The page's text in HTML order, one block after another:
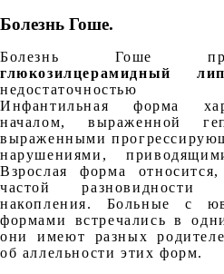
Болезнь Гоше.
Болезнь Гоше
глюкозилцерамидный
недостаточностью
Инфантильная форма
началом, выраженной
выраженными
нарушениями,
Взрослая форма
частой разновидности
накопления. Больные с
формами встречались в
они имеют разных
об аллельности этих форм.